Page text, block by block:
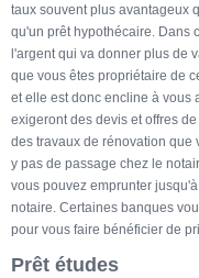
taux souvent plus avantageux
qu'un prêt hypothécaire. Dans
l'argent qui va donner plus de
que vous êtes propriétaire de
et elle est donc encline à vous
exigeront des devis et offres
des travaux de rénovation que
y pas de passage chez le
vous pouvez emprunter
notaire. Certaines banques
pour vous faire bénéficier de
Prêt études